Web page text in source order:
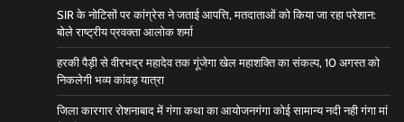
SIR के नोटिसों पर कांग्रेस ने जताई आपत्ति, मतदाताओं को किया जा रहा परेशान:
बोले राष्ट्रीय प्रवक्ता आलोक शर्मा
हरकी पैड़ी से वीरभद्र महादेव तक गूंजेगा खेल महाशक्ति का संकल्प, 10 अगस्त को
निकलेगी भव्य कांवड़ यात्रा
जिला कारगार रोशनाबाद में गंगा कथा का आयोजनगंगा कोई सामान्य नदी नही गंगा मां